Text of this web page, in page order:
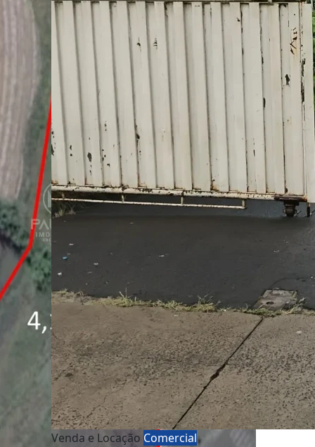
Venda e Locação Comercial